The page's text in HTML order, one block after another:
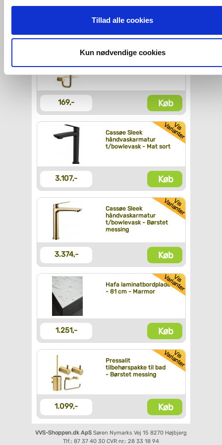
Hvis du accepterer alle cookies, så giver du samtykke til de
ovenfor nævnte formål med de pågældende cookies. Du har
og fra nedenfor. Til enhver tid er det ligeledes muligt, at
dit samtykke, hvis du måtte ønske det.
Du kan se mere om, hvordan vi behandler dine
personoplysninger, ved at klikke
Tillad alle cookies
Kun nødvendige cookies
Pressalit
169,- Køb
Cassøe Sleek
håndvaskarmatur
t/bowlevask - Mat sort
3.107,- Køb
Cassøe Sleek
håndvaskarmatur
t/bowlevask - Børstet
messing
3.374,- Køb
Hafa laminatbordplade
- 81 cm - Marmor
1.251,- Køb
Pressalit
tilbehørspakke til bad
- Børstet messing
1.099,- Køb
VVS-Shoppen.dk ApS Søren Nymarks Vej 15 8270 Højbjerg
Tlf.: 87 37 40 30 CVR nr.: 28 33 18 94